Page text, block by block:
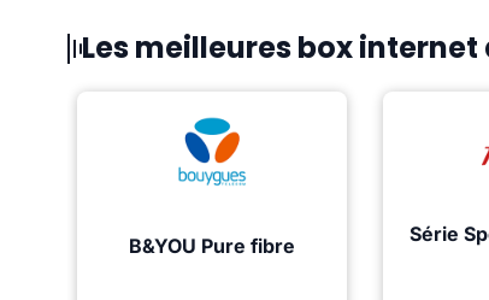
Les meilleures box
B&YOU Pure fibre
Série